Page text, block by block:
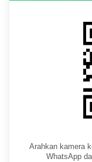
Arahkan kamera
WhatsApp